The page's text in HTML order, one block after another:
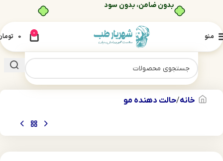
خرید قسطی با ترب‌پی
منو 0
0
خانه حالت دهنده مو